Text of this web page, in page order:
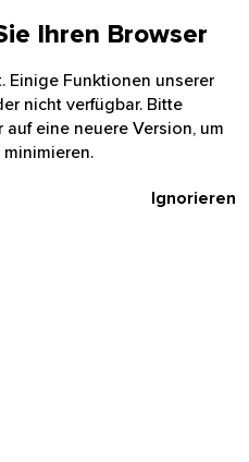
Ihren Browser
Einige Funktionen unserer
nicht verfügbar. Bitte
eine neuere Version, um
Ignorieren